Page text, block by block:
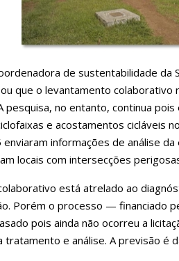
de sustentabilidade
que o levantamento
pesquisa, no entanto, continua
e acostamentos cicláveis
informações de análise
locais com intersecções
está atrelado ao
Porém o processo — financiado
pois ainda não ocorreu a
tratamento e análise. A previsão é